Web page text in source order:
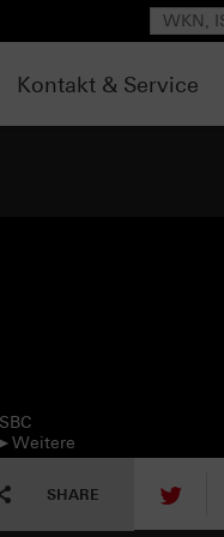
Suche
Kontakt & Service
SHARE tweet